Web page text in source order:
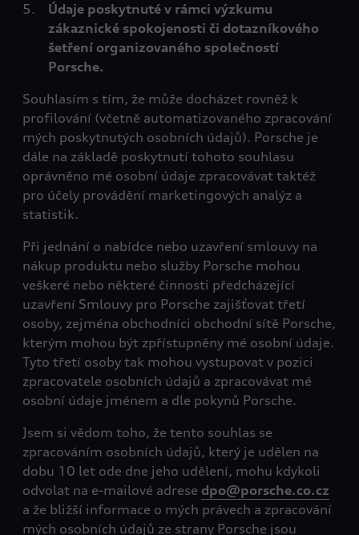
Údaje poskytnuté v rámci výzkumu
zákaznické spokojenosti či dotazníkového
šetření organizovaného společností
Porsche.
Souhlasím s tím, že může docházet rovněž k
profilování (včetně automatizovaného zpracování
mých poskytnutých osobních údajů). Porsche je
dále na základě poskytnutí tohoto souhlasu
oprávněno mé osobní údaje zpracovávat taktéž
pro účely provádění marketingových analýz a
statistik.
Při jednání o nabídce nebo uzavření smlouvy na
nákup produktu nebo služby Porsche mohou
veškeré nebo některé činnosti předcházející
uzavření Smlouvy pro Porsche zajišťovat třetí
osoby, zejména obchodníci obchodní sítě Porsche,
kterým mohou být zpřístupněny mé osobní údaje.
Tyto třetí osoby tak mohou vystupovat v pozici
zpracovatele osobních údajů a zpracovávat mé
osobní údaje jménem a dle pokynů Porsche.
Jsem si vědom toho, že tento souhlas se
zpracováním osobních údajů, který je udělen na
dobu 10 let ode dne jeho udělení, mohu kdykoli
odvolat na e-mailové adrese dpo@porsche.co.cz
a že bližší informace o mých právech a zpracování
mých osobních údajů ze strany Porsche jsou